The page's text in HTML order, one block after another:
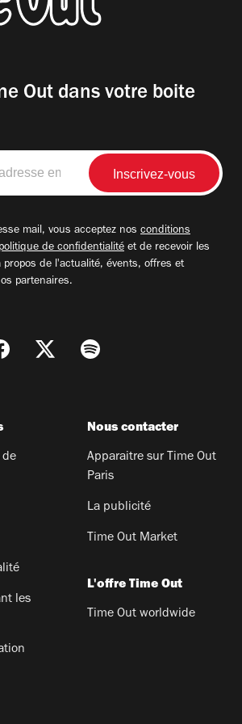
Out dans votre boite
mail, vous acceptez nos conditions
politique de confidentialité et de recevoir les
propos de l'actualité, évents, offres et
partenaires.
de
les
Nous contacter
Apparaitre sur Time Out
Paris
La publicité
Time Out Market
L'offre Time Out
Time Out worldwide